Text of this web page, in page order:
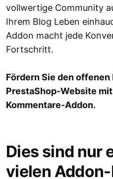
vollwertige Community
Ihrem Blog Leben
Addon macht jede
Fortschritt.
Fördern Sie den offenen
PrestaShop-Website
Kommentare-Addon.
Dies sind nur
vielen